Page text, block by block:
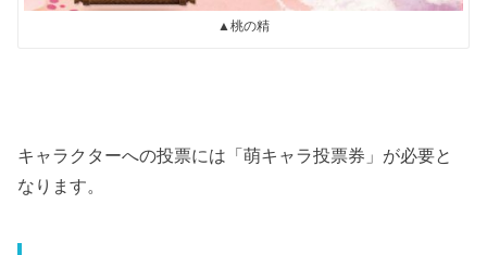
▲桃の精
キャラクターへの投票には「萌キャラ投票券」が必要と
なります。